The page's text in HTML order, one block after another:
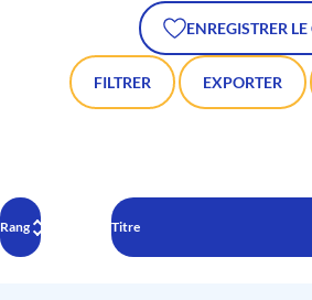
ENREGISTRER
FILTRER EXPORTER
Rang Titre